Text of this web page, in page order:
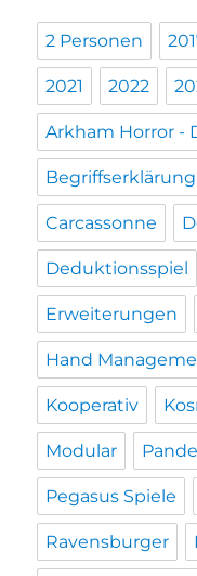
2 Personen
2021 2022
Arkham Horror -
Begriffserklärung
Carcassonne
Deduktionsspiel
Erweiterungen
Hand
Kooperativ
Modular
Pegasus Spiele
Ravensburger